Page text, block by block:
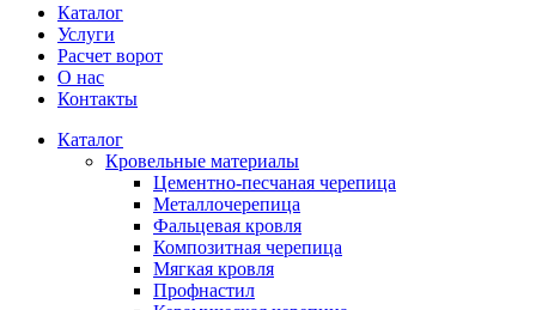
Каталог
Услуги
Расчет ворот
О нас
Контакты
Каталог
Кровельные материалы
Цементно-песчаная черепица
Металлочерепица
Фальцевая кровля
Композитная черепица
Мягкая кровля
Профнастил